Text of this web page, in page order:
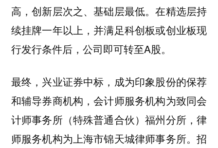
高，创新层次之、基础层最低。在精选层持
续挂牌一年以上，并满足科创板或创业板现
行发行条件后，公司即可转至A股。
最终，兴业证券中标，成为印象股份的保荐
和辅导券商机构，会计师服务机构为致同会
计师事务所（特殊普通合伙）福州分所，律
师服务机构为上海市锦天城律师事务所。招